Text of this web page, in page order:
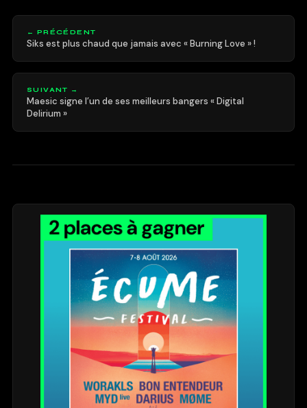
← PRÉCÉDENT
Siks est plus chaud que jamais avec « Burning Love » !
SUIVANT →
Maesic signe l’un de ses meilleurs bangers « Digital
Delirium »